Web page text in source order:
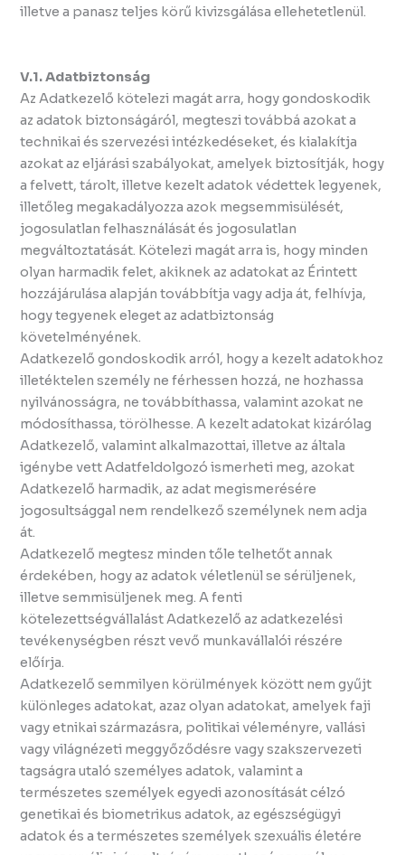
illetve a panasz teljes körű kivizsgálása ellehetetlenül.
V.1. Adatbiztonság
Az Adatkezelő kötelezi magát arra, hogy gondoskodik
az adatok biztonságáról, megteszi továbbá azokat a
technikai és szervezési intézkedéseket, és kialakítja
azokat az eljárási szabályokat, amelyek biztosítják, hogy
a felvett, tárolt, illetve kezelt adatok védettek legyenek,
illetőleg megakadályozza azok megsemmisülését,
jogosulatlan felhasználását és jogosulatlan
megváltoztatását. Kötelezi magát arra is, hogy minden
olyan harmadik felet, akiknek az adatokat az Érintett
hozzájárulása alapján továbbítja vagy adja át, felhívja,
hogy tegyenek eleget az adatbiztonság
követelményének.
Adatkezelő gondoskodik arról, hogy a kezelt adatokhoz
illetéktelen személy ne férhessen hozzá, ne hozhassa
nyilvánosságra, ne továbbíthassa, valamint azokat ne
módosíthassa, törölhesse. A kezelt adatokat kizárólag
Adatkezelő, valamint alkalmazottai, illetve az általa
igénybe vett Adatfeldolgozó ismerheti meg, azokat
Adatkezelő harmadik, az adat megismerésére
jogosultsággal nem rendelkező személynek nem adja
át.
Adatkezelő megtesz minden tőle telhetőt annak
érdekében, hogy az adatok véletlenül se sérüljenek,
illetve semmisüljenek meg. A fenti
kötelezettségvállalást Adatkezelő az adatkezelési
tevékenységben részt vevő munkavállalói részére
előírja.
Adatkezelő semmilyen körülmények között nem gyűjt
különleges adatokat, azaz olyan adatokat, amelyek faji
vagy etnikai származásra, politikai véleményre, vallási
vagy világnézeti meggyőződésre vagy szakszervezeti
tagságra utaló személyes adatok, valamint a
természetes személyek egyedi azonosítását célzó
genetikai és biometrikus adatok, az egészségügyi
adatok és a természetes személyek szexuális életére